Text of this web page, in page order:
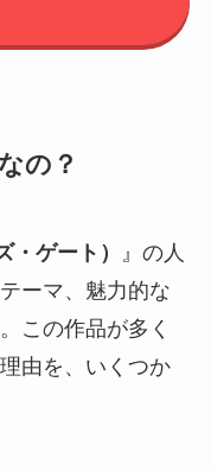
の？
ゲート）
』の人
ーマ、魅力的な
この作品が多く
由を、いくつか